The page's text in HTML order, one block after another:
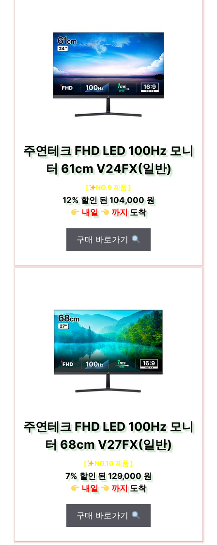
주연테크 FHD LED 100Hz 모니
터 61cm V24FX(일반)
[ NO.9 제품 ]
12%할인 된104,000 원
내일
까지도착
구매 바로가기
주연테크 FHD LED 100Hz 모니
터 68cm V27FX(일반)
[ NO.10 제품 ]
7%할인 된129,000 원
내일
까지도착
구매 바로가기